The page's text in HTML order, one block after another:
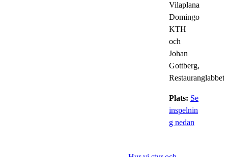
Vilaplana
Domingo
KTH
och
Johan
Gottberg,
Restauranglabbet
Plats: Se
inspelnin
g nedan